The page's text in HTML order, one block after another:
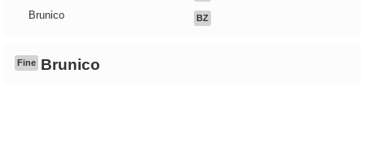
Brunico BZ
Fine Brunico